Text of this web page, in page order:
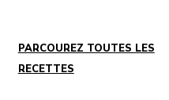
PARCOUREZ TOUTES LES
RECETTES